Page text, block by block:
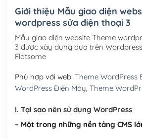
Tên miền quốc tế .com .net .org
Tên miền Việt Nam .vn (1 năm)
Hosting 2GB SSD (1 năm)
Hosting 5GB SSD (1 năm)
Giới thiệu Mẫu giao diện
wordpress sửa điện thoại 3
Mẫu giao diện website Theme
3 được xây dựng dựa trên
Flatsome
Phù hợp với web: Theme WordPress
WordPress Điện Máy, Theme
I. Tại sao nên sử dụng WordPress
– Một trong những nền tảng CMS